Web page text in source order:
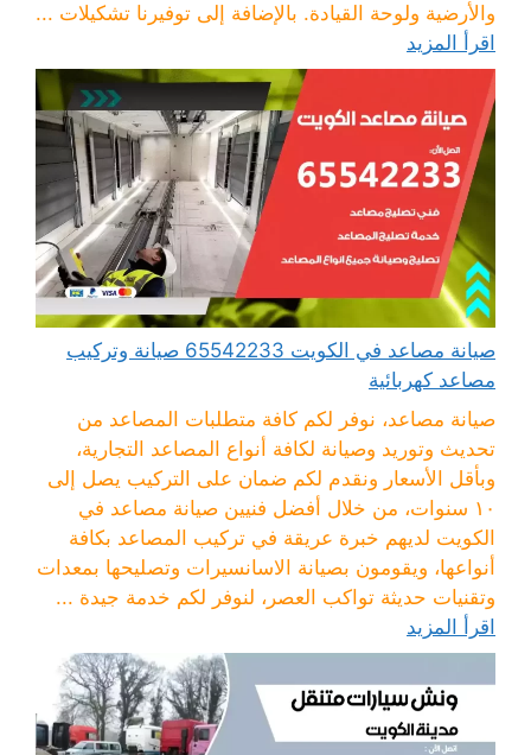
والأرضية ولوحة القيادة. بالإضافة إلى توفيرنا تشكيلات ...
اقرأ المزيد
صيانة مصاعد في الكويت 65542233 صيانة وتركيب
مصاعد كهربائية
صيانة مصاعد، نوفر لكم كافة متطلبات المصاعد من
تحديث وتوريد وصيانة لكافة أنواع المصاعد التجارية،
وبأقل الأسعار ونقدم لكم ضمان على التركيب يصل إلى
١٠ سنوات، من خلال أفضل فنيين صيانة مصاعد في
الكويت لديهم خبرة عريقة في تركيب المصاعد بكافة
أنواعها، ويقومون بصيانة الاسانسيرات وتصليحها بمعدات
وتقنيات حديثة تواكب العصر، لنوفر لكم خدمة جيدة ...
اقرأ المزيد